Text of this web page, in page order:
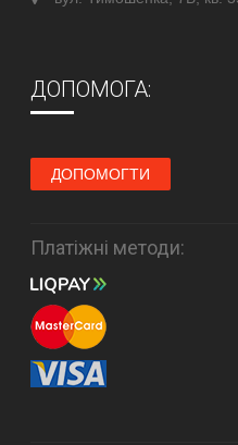
ДОПОМОГА:
ДОПОМОГТИ
Платіжні методи: